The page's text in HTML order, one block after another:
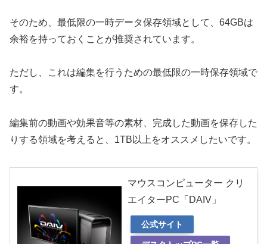
そのため、最低限の一時データ保存領域として、64GBは
余裕を持っておくことが推奨されています。
ただし、これは編集を行うための最低限の一時保存領域で
す。
編集前の動画や効果音等の素材、完成した動画を保存した
りする領域を考えると、1TB以上をオススメしたいです。
マウスコンピューター クリ
エイターPC「DAIV」
公式サイト